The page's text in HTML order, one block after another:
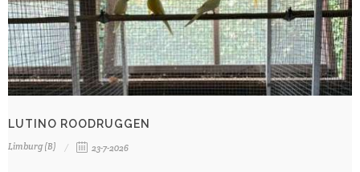
LUTINO ROODRUGGEN
Limburg (B) 23-7-2026